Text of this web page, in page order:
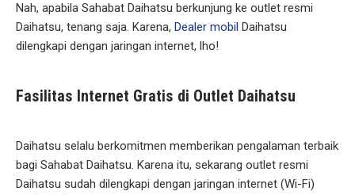
Nah, apabila Sahabat Daihatsu berkunjung ke outlet resmi
Daihatsu, tenang saja. Karena, Dealer mobil Daihatsu
dilengkapi dengan jaringan internet, lho!
Fasilitas Internet Gratis di Outlet Daihatsu
Daihatsu selalu berkomitmen memberikan pengalaman terbaik
bagi Sahabat Daihatsu. Karena itu, sekarang outlet resmi
Daihatsu sudah dilengkapi dengan jaringan internet (Wi-Fi)